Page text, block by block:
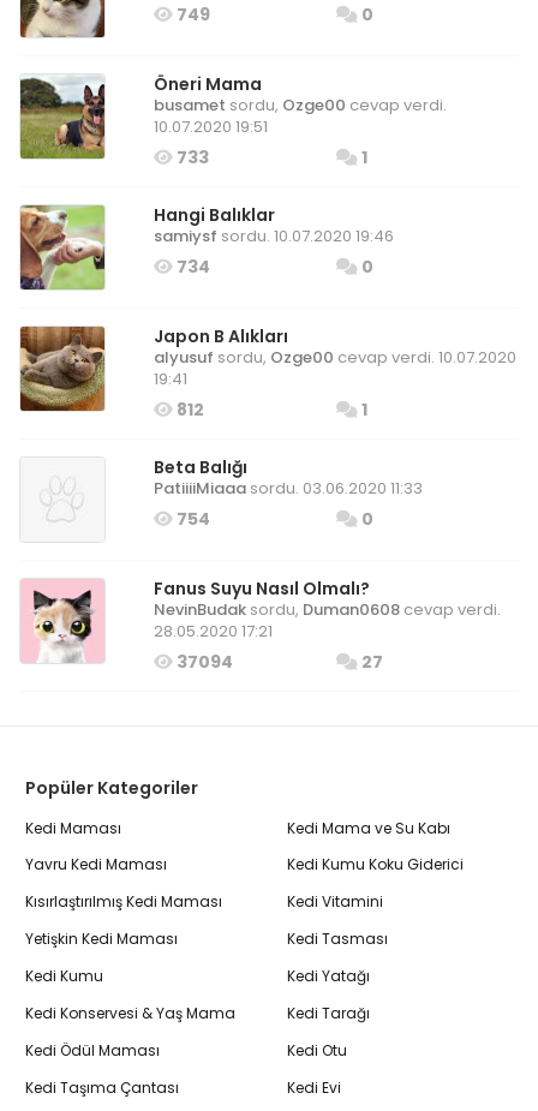
0
749
Öneri Mama
busamet sordu, Ozge00 cevap verdi.
10.07.2020 19:51
1
733
Hangi Balıklar
samiysf sordu. 10.07.2020 19:46
0
734
Japon B Alıkları
alyusuf sordu, Ozge00 cevap verdi. 10.07.2020
19:41
1
812
Beta Balığı
PatiiiiMiaaasordu. 03.06.2020 11:33
0
754
Fanus Suyu Nasıl Olmalı?
NevinBudaksordu, Duman0608cevap verdi.
28.05.2020 17:21
27
37094
Popüler Kategoriler
Kedi Maması
Yavru Kedi Maması
Kısırlaştırılmış Kedi Maması
Yetişkin Kedi Maması
Kedi Kumu
Kedi Konservesi & Yaş Mama
Kedi Ödül Maması
Kedi Taşıma Çantası
Kedi Mama ve Su Kabı
Kedi Kumu Koku Giderici
Kedi Vitamini
Kedi Tasması
Kedi Yatağı
Kedi Tarağı
Kedi Otu
Kedi Evi